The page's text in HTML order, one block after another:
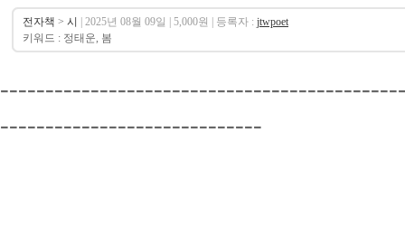
전자책 > 시 | 2025년 08월 09일 | 5,000원 | 등록자 : jtwpoet
키워드 : 정태운, 봄
-----------------------------